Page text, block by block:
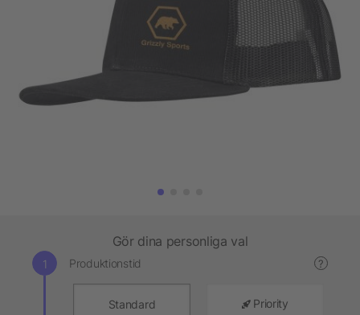
Gör dina personliga val
Produktionstid ?
Standard Priority